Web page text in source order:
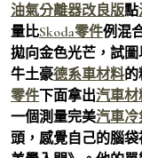
油氣分離器改良版點
量比Skoda零件例混
拋向金色光芒，試
牛土豪德系車材料
零件下面拿出汽車材
一個測量完美汽車冷
頭，感覺自己的腦